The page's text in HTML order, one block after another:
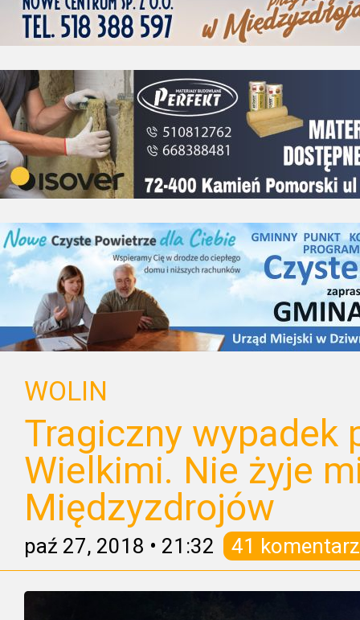
WOLIN
Tragiczny wypadek
Wielkimi. Nie żyje
Międzyzdrojów
paź 27, 2018 • 21:32 41